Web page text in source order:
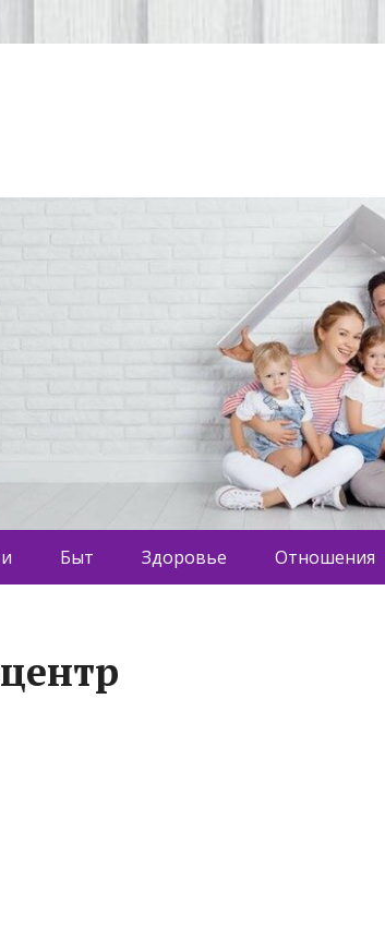
Быт Здоровье Отношения